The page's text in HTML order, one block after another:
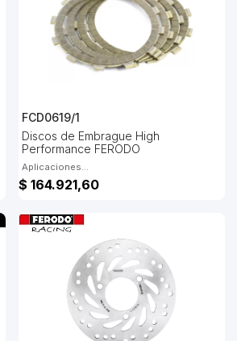
FCD0619/1
Discos de Embrague High
Performance FERODO
Aplicaciones...
$ 164.921,60